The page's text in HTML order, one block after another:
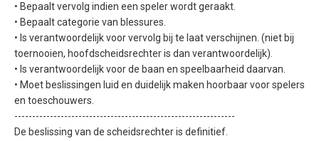
• Bepaalt vervolg indien een speler wordt geraakt.
• Bepaalt categorie van blessures.
• Is verantwoordelijk voor vervolg bij te laat verschijnen. (niet bij
toernooien, hoofdscheidsrechter is dan verantwoordelijk).
• Is verantwoordelijk voor de baan en speelbaarheid daarvan.
• Moet beslissingen luid en duidelijk maken hoorbaar voor spelers
en toeschouwers.
--------------------------------------------------------------
De beslissing van de scheidsrechter is definitief.